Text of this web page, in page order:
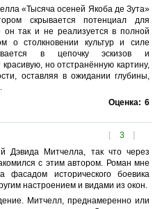
«Тысяча осеней Якоба де Зута»
скрывается потенциал для
он так и не реализуется в полной
о столкновении культур и силе
в цепочку эскизов и
но отстранённую картину,
оставляя в ожидании глубины,
Оценка: 6
[ 3 ]
Дэвида Митчелла, так что через
с этим автором. Роман мне
фасадом исторического боевика
настроением и видами из окон.
Митчелл, преднамеренно или